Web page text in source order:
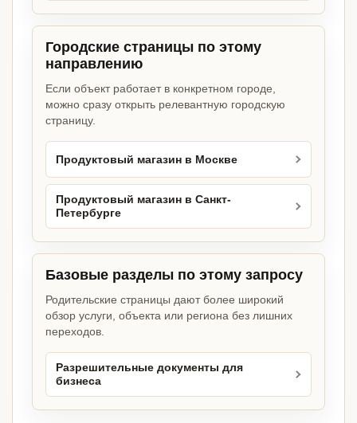
Городские страницы по этому
направлению
Если объект работает в конкретном городе,
можно сразу открыть релевантную городскую
страницу.
Продуктовый магазин в Москве
Продуктовый магазин в Санкт-
Петербурге
Базовые разделы по этому запросу
Родительские страницы дают более широкий
обзор услуги, объекта или региона без лишних
переходов.
Разрешительные документы для
бизнеса